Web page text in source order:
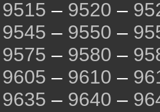
9515 – 9520 –
9545 – 9550 –
9575 – 9580 –
9605 – 9610 –
9635 – 9640 –